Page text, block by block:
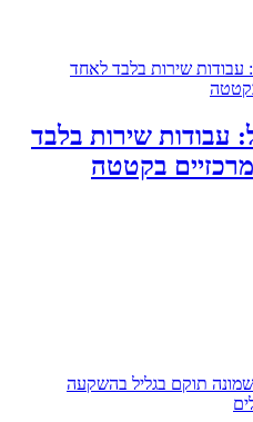
עבודות שירות בלבד
בקטטה